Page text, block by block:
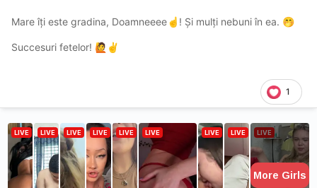
Mare îți este gradina, Doamneeee☝️ ! Și mulți nebuni în ea. 🤭
Succesuri fetelor! 🙋 ✌️
1